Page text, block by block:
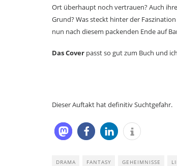
Ort überhaupt noch vertrauen? Auch
Grund? Was steckt hinter der
nun nach diesem packenden Ende auf
Das Cover passt so gut zum Buch und
Dieser Auftakt hat definitiv Suchtgefahr.
DRAMA FANTASY GEHEIMNISSE